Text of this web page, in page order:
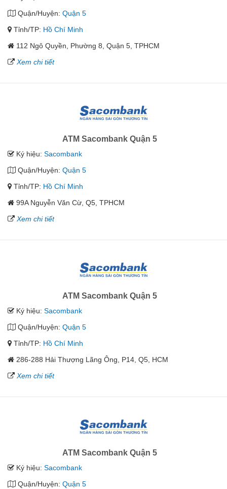
Quận/Huyện: Quận 5
Tỉnh/TP: Hồ Chí Minh
112 Ngô Quyền, Phường 8, Quận 5, TPHCM
Xem chi tiết
ATM Sacombank Quận 5
Ký hiệu: Sacombank
Quận/Huyện: Quận 5
Tỉnh/TP: Hồ Chí Minh
99A Nguyễn Văn Cừ, Q5, TPHCM
Xem chi tiết
ATM Sacombank Quận 5
Ký hiệu: Sacombank
Quận/Huyện: Quận 5
Tỉnh/TP: Hồ Chí Minh
286-288 Hải Thượng Lãng Ông, P14, Q5, HCM
Xem chi tiết
ATM Sacombank Quận 5
Ký hiệu: Sacombank
Quận/Huyện: Quận 5